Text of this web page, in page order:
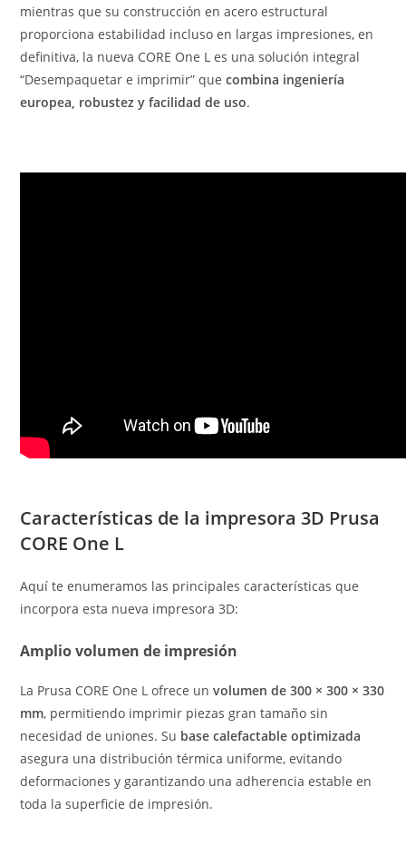
mientras que su construcción en acero estructural
proporciona estabilidad incluso en largas impresiones, en
definitiva, la nueva CORE One L es una solución integral
“Desempaquetar e imprimir” quecombina ingeniería
europea, robustez y facilidad de uso.
Características de la impresora 3D Prusa
CORE One L
Aquí te enumeramos las principales características que
incorpora esta nueva impresora 3D:
Amplio volumen de impresión
La Prusa CORE One L ofrece unvolumen de 300 × 300 × 330
mm, permitiendo imprimir piezas gran tamaño sin
necesidad de uniones. Su base calefactable optimizada
asegura una distribución térmica uniforme, evitando
deformaciones y garantizando una adherencia estable en
toda la superficie de impresión.